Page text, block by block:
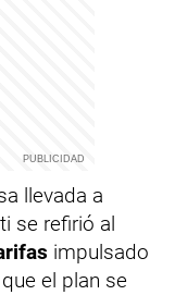
llevada a
se refirió al
impulsado
el plan se